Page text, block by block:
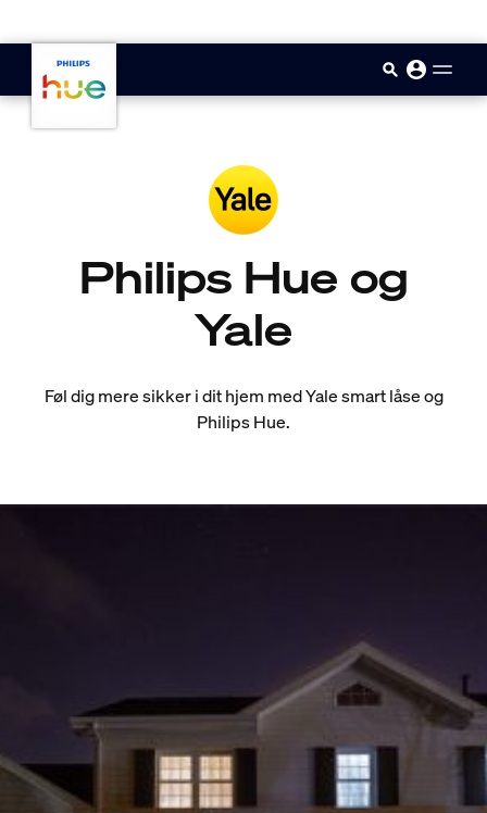
Philips Hue og
Yale
Føl dig mere sikker i dit hjem med Yale smart låse og
Philips Hue.